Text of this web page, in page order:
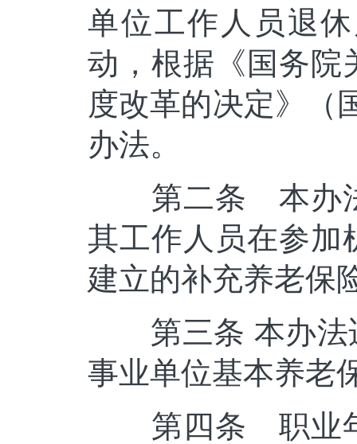
单位工作人员退
动，根据《国务院
度改革的决定》（
办法。
第二条 本办法
其工作人员在参加
建立的补充养老保
第三条 本办法
事业单位基本养老
第四条 职业年